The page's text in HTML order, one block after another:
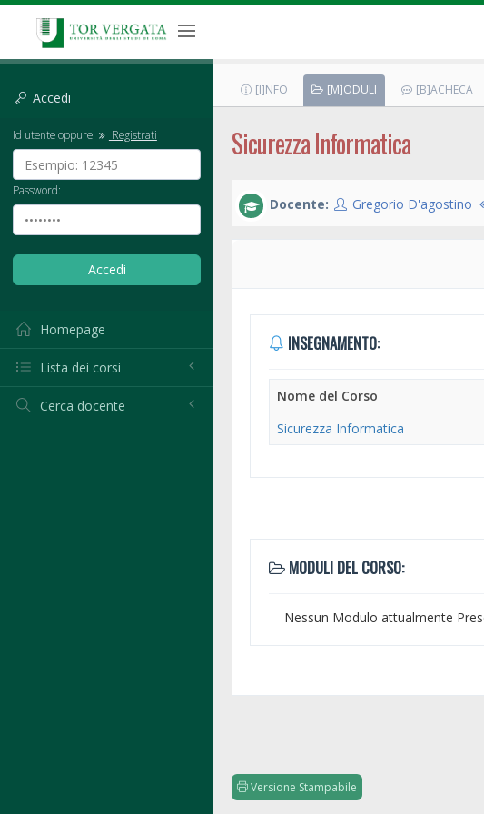
Accedi
Id utente oppure Registrati
Password:
Homepage
Lista dei corsi
Cerca docente
[I]NFO [M]ODULI [B]ACHECA
Sicurezza Informatica
Docente: Gregorio D'agostino
INSEGNAMENTO:
Nome del Corso
Sicurezza Informatica
MODULI DEL CORSO:
Nessun Modulo attualmente
Versione Stampabile